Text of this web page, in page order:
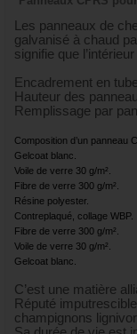
Les panneaux de
galvanisé à chaud
signifie que
Encadrement en
Hauteur des
Remplissage par
Composition d’un panneau
Gelcoat blanc.
Voile de verre 30 g/m².
Fibre de verre 300 g/m².
Résine polyester.
Contreplaqué, collage WBP.
Fibre de verre 300 g/m².
Voile de verre 30 g/m².
Gelcoat blanc.
C’est une matière
Réputé
champignons